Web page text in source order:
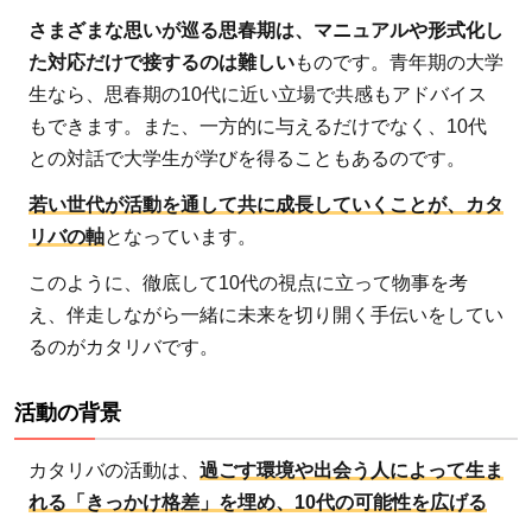
さまざまな思いが巡る思春期は、マニュアルや形式化し
た対応だけで接するのは難しいものです。青年期の大学
生なら、思春期の10代に近い立場で共感もアドバイス
もできます。また、一方的に与えるだけでなく、10代
との対話で大学生が学びを得ることもあるのです。
若い世代が活動を通して共に成長していくことが、カタ
リバの軸となっています。
このように、徹底して10代の視点に立って物事を考
え、伴走しながら一緒に未来を切り開く手伝いをしてい
るのがカタリバです。
活動の背景
カタリバの活動は、 過ごす環境や出会う人によって生ま
れる「きっかけ格差」を埋め、10代の可能性を広げる